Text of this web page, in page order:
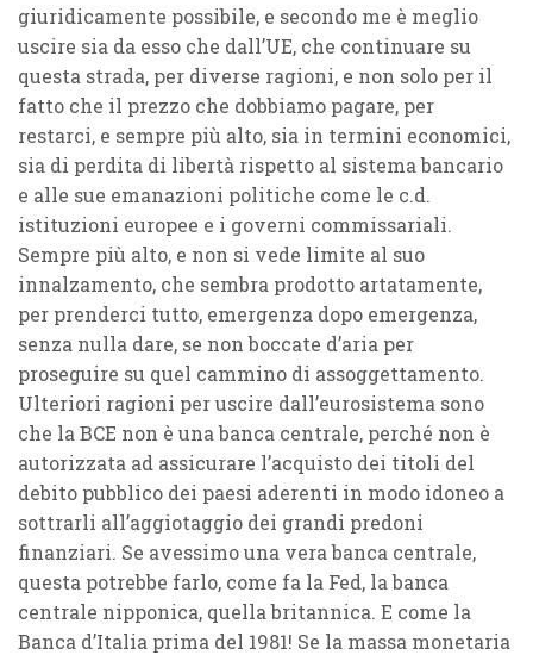
giuridicamente possibile, e secondo me è meglio
uscire sia da esso che dall’UE, che continuare su
questa strada, per diverse ragioni, e non solo per il
fatto che il prezzo che dobbiamo pagare, per
restarci, e sempre più alto, sia in termini economici,
sia di perdita di libertà rispetto al sistema bancario
e alle sue emanazioni politiche come le c.d.
istituzioni europee e i governi commissariali.
Sempre più alto, e non si vede limite al suo
innalzamento, che sembra prodotto artatamente,
per prenderci tutto, emergenza dopo emergenza,
senza nulla dare, se non boccate d’aria per
proseguire su quel cammino di assoggettamento.
Ulteriori ragioni per uscire dall’eurosistema sono
che la BCE non è una banca centrale, perché non è
autorizzata ad assicurare l’acquisto dei titoli del
debito pubblico dei paesi aderenti in modo idoneo a
sottrarli all’aggiotaggio dei grandi predoni
finanziari. Se avessimo una vera banca centrale,
questa potrebbe farlo, come fa la Fed, la banca
centrale nipponica, quella britannica. E come la
Banca d’Italia prima del 1981! Se la massa monetaria